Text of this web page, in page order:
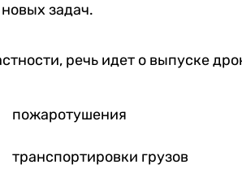
задач.
речь идет о выпуске
пожаротушения
транспортировки грузов